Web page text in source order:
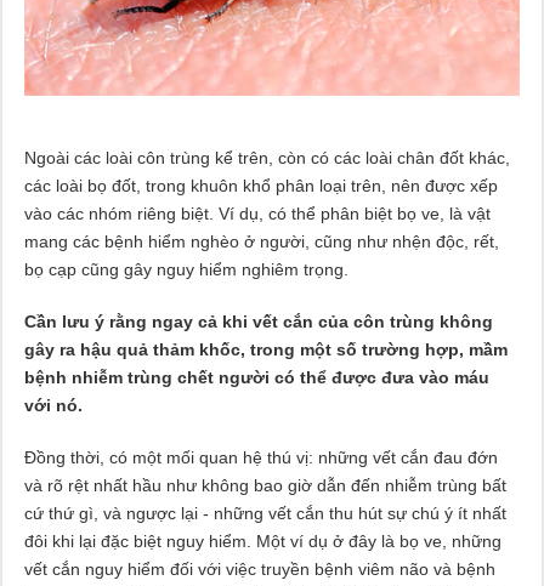
Ngoài các loài côn trùng kể trên, còn có các loài chân đốt khác,
các loài bọ đốt, trong khuôn khổ phân loại trên, nên được xếp
vào các nhóm riêng biệt. Ví dụ, có thể phân biệt bọ ve, là vật
mang các bệnh hiểm nghèo ở người, cũng như nhện độc, rết,
bọ cạp cũng gây nguy hiểm nghiêm trọng.
Cần lưu ý rằng ngay cả khi vết cắn của côn trùng không
gây ra hậu quả thảm khốc, trong một số trường hợp, mầm
bệnh nhiễm trùng chết người có thể được đưa vào máu
với nó.
Đồng thời, có một mối quan hệ thú vị: những vết cắn đau đớn
và rõ rệt nhất hầu như không bao giờ dẫn đến nhiễm trùng bất
cứ thứ gì, và ngược lại - những vết cắn thu hút sự chú ý ít nhất
đôi khi lại đặc biệt nguy hiểm. Một ví dụ ở đây là bọ ve, những
vết cắn nguy hiểm đối với việc truyền bệnh viêm não và bệnh